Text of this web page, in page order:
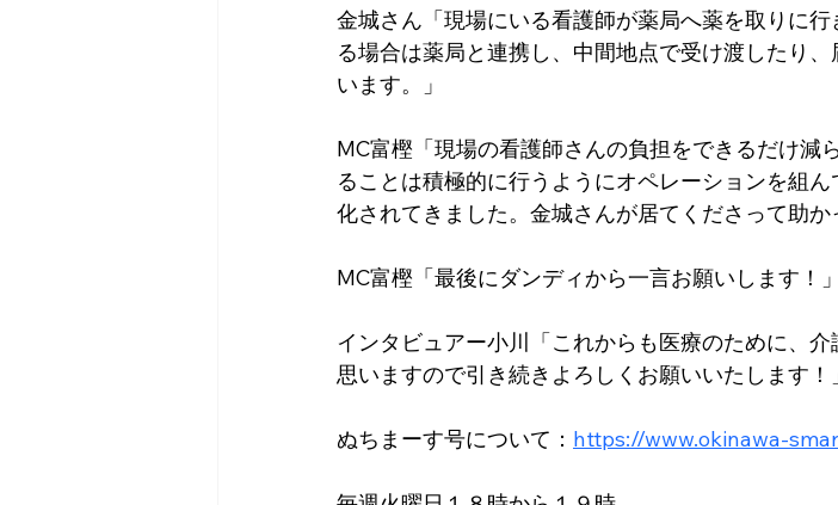
金城さん「現場にいる看護師が薬局へ薬を取りに
る場合は薬局と連携し、中間地点で受け渡したり
います。」
MC富樫「現場の看護師さんの負担をできるだけ減
ることは積極的に行うようにオペレーションを組
化されてきました。金城さんが居てくださって助か
MC富樫「最後にダンディから一言お願いします！」
インタビュアー小川「これからも医療のために、
思いますので引き続きよろしくお願いいたします！
ぬちまーす号について： https://www.okinawa-